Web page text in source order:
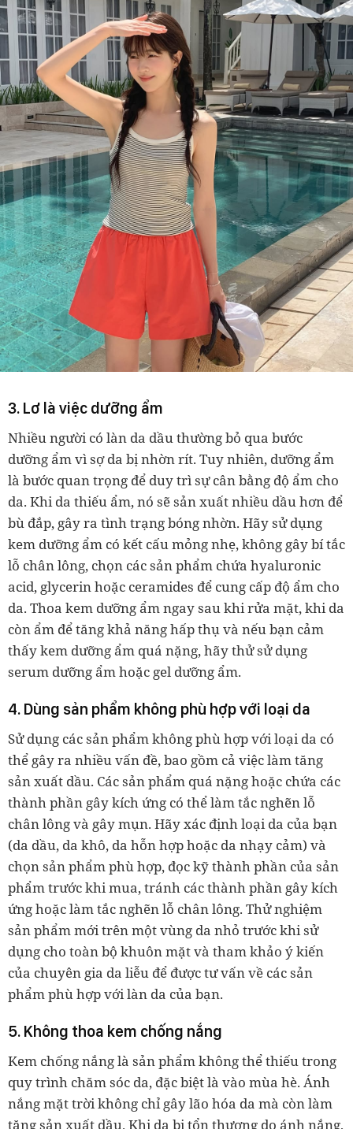
3. Lơ là việc dưỡng ẩm
Nhiều người có làn da dầu thường bỏ qua bước
dưỡng ẩm vì sợ da bị nhờn rít. Tuy nhiên, dưỡng ẩm
là bước quan trọng để duy trì sự cân bằng độ ẩm cho
da. Khi da thiếu ẩm, nó sẽ sản xuất nhiều dầu hơn để
bù đắp, gây ra tình trạng bóng nhờn. Hãy sử dụng
kem dưỡng ẩm có kết cấu mỏng nhẹ, không gây bí tắc
lỗ chân lông, chọn các sản phẩm chứa hyaluronic
acid, glycerin hoặc ceramides để cung cấp độ ẩm cho
da. Thoa kem dưỡng ẩm ngay sau khi rửa mặt, khi da
còn ẩm để tăng khả năng hấp thụ và nếu bạn cảm
thấy kem dưỡng ẩm quá nặng, hãy thử sử dụng
serum dưỡng ẩm hoặc gel dưỡng ẩm.
4. Dùng sản phẩm không phù hợp với loại da
Sử dụng các sản phẩm không phù hợp với loại da có
thể gây ra nhiều vấn đề, bao gồm cả việc làm tăng
sản xuất dầu. Các sản phẩm quá nặng hoặc chứa các
thành phần gây kích ứng có thể làm tắc nghẽn lỗ
chân lông và gây mụn. Hãy xác định loại da của bạn
(da dầu, da khô, da hỗn hợp hoặc da nhạy cảm) và
chọn sản phẩm phù hợp, đọc kỹ thành phần của sản
phẩm trước khi mua, tránh các thành phần gây kích
ứng hoặc làm tắc nghẽn lỗ chân lông. Thử nghiệm
sản phẩm mới trên một vùng da nhỏ trước khi sử
dụng cho toàn bộ khuôn mặt và tham khảo ý kiến
của chuyên gia da liễu để được tư vấn về các sản
phẩm phù hợp với làn da của bạn.
5. Không thoa kem chống nắng
Kem chống nắng là sản phẩm không thể thiếu trong
quy trình chăm sóc da, đặc biệt là vào mùa hè. Ánh
nắng mặt trời không chỉ gây lão hóa da mà còn làm
tăng sản xuất dầu. Khi da bị tổn thương do ánh nắng,